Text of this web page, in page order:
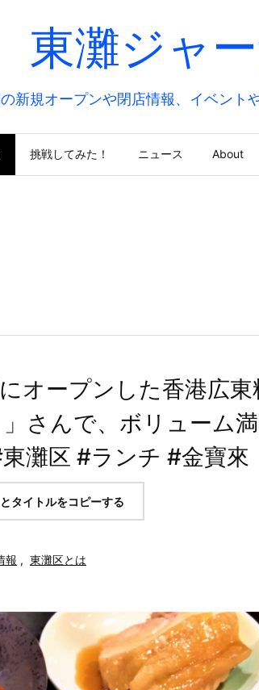
東灘ジャ
新規オープンや閉店情報、イベント
挑戦してみた！ ニュース About
オープンした香港広東
さんで、ボリューム
灘区 #ランチ #金寶來
タイトルをコピーする
報 , 東灘区とは